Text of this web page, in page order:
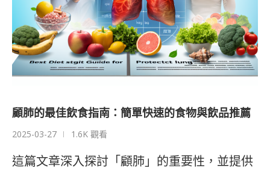
顧肺的最佳飲食指南：簡單快速的食物與飲品推薦
2025-03-27 1.6K 觀看
這篇文章深入探討「顧肺」的重要性，並提供